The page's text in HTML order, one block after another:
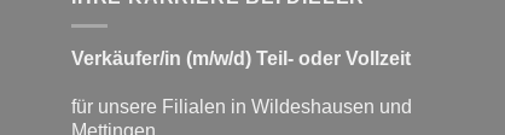
Verkäufer/in (m/w/d) Teil- oder Vollzeit
für unsere Filialen in Wildeshausen und